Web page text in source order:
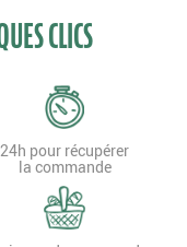
CLICS
24h pour récupérer
la commande